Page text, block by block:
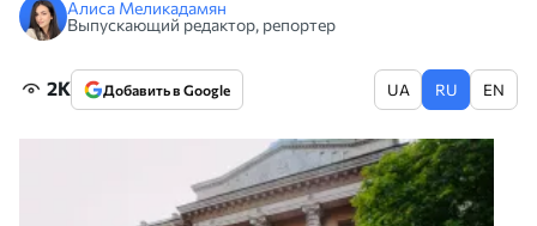
Алиса Меликадамян
Выпускающий редактор, репортер
2K Добавить в Google UA RU EN